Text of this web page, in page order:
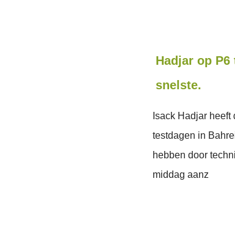
Hadjar op
snelste.
Isack Hadjar
testdagen in
hebben door
middag aanz